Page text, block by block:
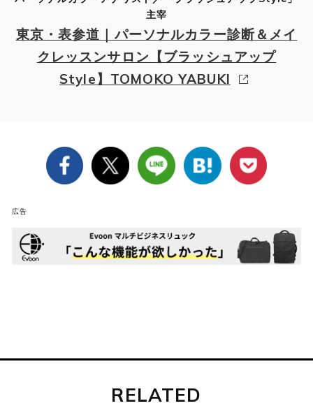
主宰
東京・表参道｜パーソナルカラー診断＆メイ
クレッスンサロン【ブラッシュアップ
Style】TOMOKO YABUKI
広告
RELATED